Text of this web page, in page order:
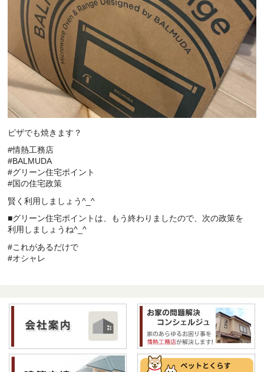
ピザでも焼きます？
#情熱工務店
#BALMUDA
#グリーン住宅ポイント
#国の住宅政策
賢く利用しましょう^_^
■グリーン住宅ポイントは、もう終わりましたので、次の政策を
利用しましょうね^_^
#これがあるだけで
#オシャレ